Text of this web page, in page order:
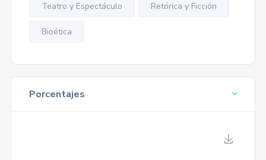
Teatro y Espectáculo Retórica y Ficción
Bioética
Porcentajes